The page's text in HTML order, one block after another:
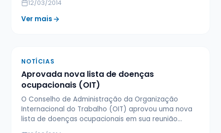
12/03/2014
Ver mais
NOTÍCIAS
Aprovada nova lista de doenças
ocupacionais (OIT)
O Conselho de Administração da Organização
Internacional do Trabalho (OIT) aprovou uma nova
lista de doenças ocupacionais em sua reunião…